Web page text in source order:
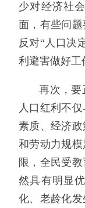
少对经济社
面，有些问
反对“人口决
利避害做好工
再次，要
人口红利不
素质、经济
和劳动力规
限，全民受
然具有明显
化、老龄化